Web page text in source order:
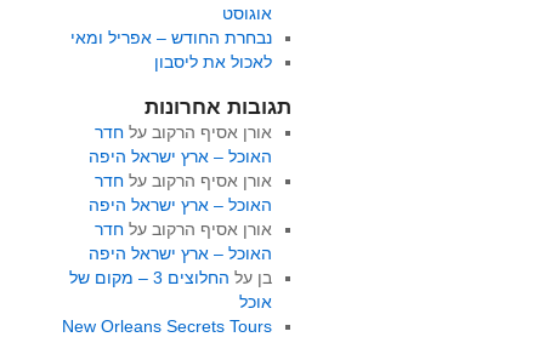
אוגוסט
נבחרת החודש – אפריל ומאי
לאכול את ליסבון
תגובות אחרונות
אורן אסיף הרקוב על חדר
האוכל – ארץ ישראל היפה
אורן אסיף הרקוב על חדר
האוכל – ארץ ישראל היפה
אורן אסיף הרקוב על חדר
האוכל – ארץ ישראל היפה
בן על
החלוצים 3 – מקום של
אוכל
New Orleans Secrets Tours